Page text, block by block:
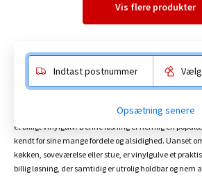
Vis flere produkter
Vinylgulve
, der både er prisvenligt
et billigt vinylgulv. Denne løsning er nemlig en
kendt for sine mange fordele og alsidighed. Uanset
køkken, soveværelse eller stue, er vinylgulve et
billig løsning, der samtidig er utrolig holdbar og nem
Indtast postnummer
Opsætning senere